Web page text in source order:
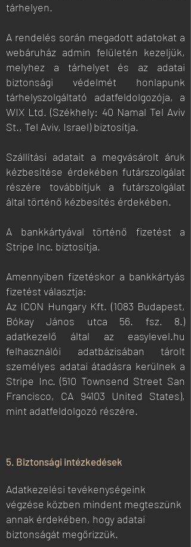
tárhelyen.
A rendelés során megadott adatokat a
webáruház admin felületén kezeljük,
melyhez a tárhelyet és az adatai
biztonsági védelmét honlapunk
tárhelyszolgáltató adatfeldolgozója, a
WIX Ltd. (Székhely: 40 Namal Tel Aviv
St., Tel Aviv, Israel) biztosítja.
Szállítási adatait a megvásárolt áruk
kézbesítése érdekében futárszolgálat
részére továbbítjuk a futárszolgálat
által történő kézbesítés érdekében.
A bankkártyával történő fizetést a
Stripe Inc. biztosítja.
Amennyiben fizetéskor a bankkártyás
fizetést választja:
Az ICON Hungary Kft. (1083 Budapest,
Bókay János utca 56. fsz. 8.)
adatkezelő által az easylevel.hu
felhasználói adatbázisában tárolt
személyes adatai átadásra kerülnek a
Stripe Inc. (510 Townsend Street San
Francisco, CA 94103 United States),
mint adatfeldolgozó részére.
5. Biztonsági intézkedések
Adatkezelési tevékenységeink
végzése közben mindent megteszünk
annak érdekében, hogy adatai
biztonságát megőrizzük.